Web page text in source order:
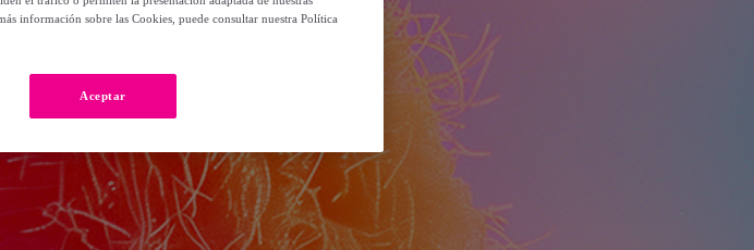
información sobre las Cookies, puede consultar nuestra Política
Aceptar